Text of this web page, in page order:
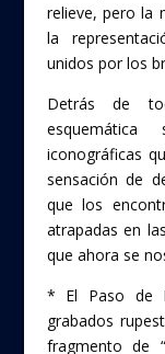
relieve, pero la
la
unidos por los
Detrás de
iconográficas
sensación de
que los
atrapadas en
que ahora se
* El Paso de
grabados
fragmento de